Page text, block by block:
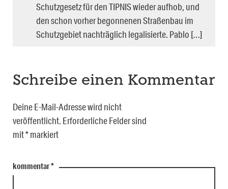
Schutzgesetz für den TIPNIS wieder aufhob, und
den schon vorher begonnenen Straßenbau im
Schutzgebiet nachträglich legalisierte. Pablo […]
Schreibe einen Kommentar
Deine E-Mail-Adresse wird nicht
veröffentlicht. Erforderliche Felder sind
mit*markiert
kommentar*